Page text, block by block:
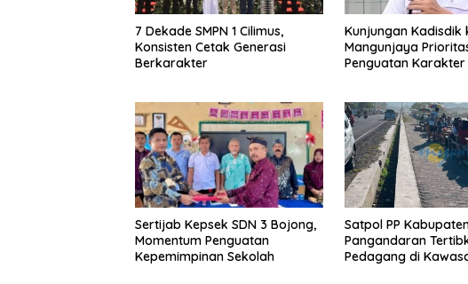
7 Dekade SMPN 1 Cilimus,
Konsisten Cetak Generasi
Berkarakter
Kunjungan Kadisdik
Mangunjaya
Penguatan Karakter
Sertijab Kepsek SDN 3 Bojong,
Momentum Penguatan
Kepemimpinan Sekolah
Satpol PP
Pangandaran
Pedagang di